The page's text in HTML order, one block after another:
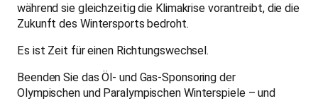
während sie gleichzeitig die Klimakrise vorantreibt, die die
Zukunft des Wintersports bedroht.
Es ist Zeit für einen Richtungswechsel.
Beenden Sie das Öl- und Gas-Sponsoring der
Olympischen und Paralympischen Winterspiele – und